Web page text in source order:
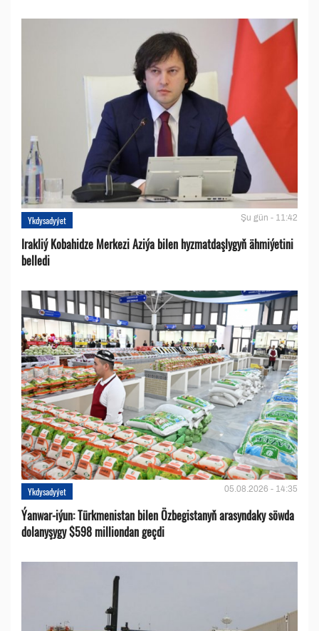
Ykdysadyýet Şu gün - 11:42
Irakliý Kobahidze Merkezi Aziýa bilen hyzmatdaşlygyň ähmiýetini
belledi
Ykdysadyýet 05.08.2026 - 14:35
Ýanwar-iýun: Türkmenistan bilen Özbegistanyň arasyndaky söwda
dolanyşygy $598 milliondan geçdi